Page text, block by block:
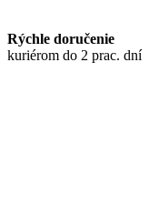
Rýchle doručenie
kuriérom do 2 prac. dní